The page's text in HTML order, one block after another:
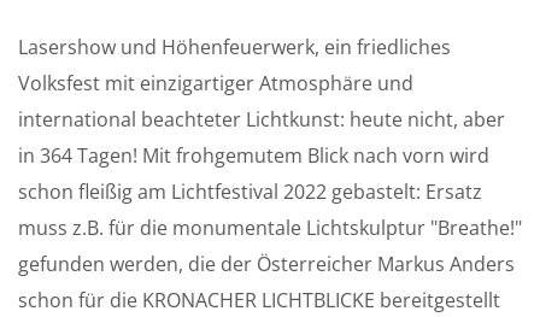
Lasershow und Höhenfeuerwerk, ein friedliches
Volksfest mit einzigartiger Atmosphäre und
international beachteter Lichtkunst: heute nicht, aber
in 364 Tagen! Mit frohgemutem Blick nach vorn wird
schon fleißig am Lichtfestival 2022 gebastelt: Ersatz
muss z.B. für die monumentale Lichtskulptur "Breathe!"
gefunden werden, die der Österreicher Markus Anders
schon für die KRONACHER LICHTBLICKE bereitgestellt